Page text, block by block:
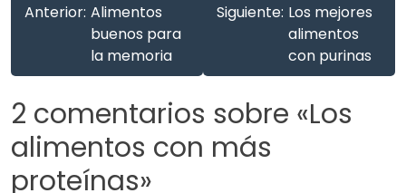
Anterior: Alimentos
buenos para
la memoria
Siguiente: Los mejores
alimentos
con purinas
2 comentarios sobre «Los
alimentos con más
proteínas»